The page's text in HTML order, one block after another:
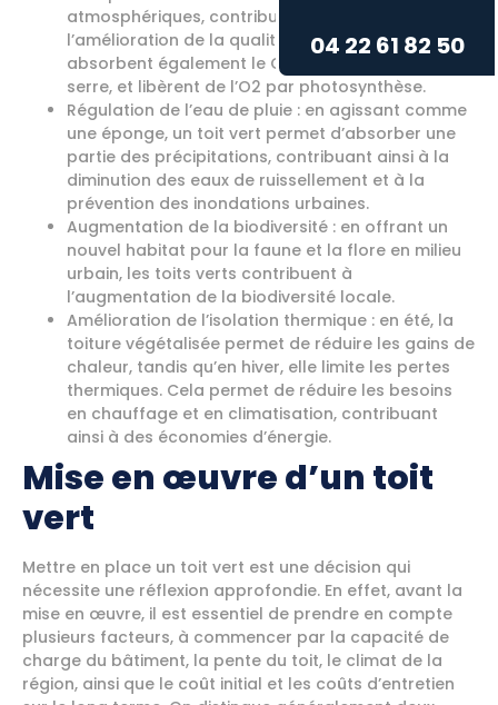
atmosphériques, contribuant ainsi à
l’amélioration de la qualité de l’air. En outre, elles
absorbent également le CO2, un gaz à effet de
serre, et libèrent de l’O2 par photosynthèse.
Régulation de l’eau de pluie : en agissant comme
une éponge, un toit vert permet d’absorber une
partie des précipitations, contribuant ainsi à la
diminution des eaux de ruissellement et à la
prévention des inondations urbaines.
Augmentation de la biodiversité : en offrant un
nouvel habitat pour la faune et la flore en milieu
urbain, les toits verts contribuent à
l’augmentation de la biodiversité locale.
Amélioration de l’isolation thermique : en été, la
toiture végétalisée permet de réduire les gains de
chaleur, tandis qu’en hiver, elle limite les pertes
thermiques. Cela permet de réduire les besoins
en chauffage et en climatisation, contribuant
ainsi à des économies d’énergie.
Mise en œuvre d’un toit
vert
Mettre en place un toit vert est une décision qui
nécessite une réflexion approfondie. En effet, avant la
mise en œuvre, il est essentiel de prendre en compte
plusieurs facteurs, à commencer par la capacité de
charge du bâtiment, la pente du toit, le climat de la
région, ainsi que le coût initial et les coûts d’entretien
04 22 61 82 50